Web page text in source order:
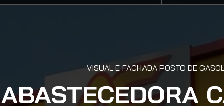
VISUAL E FACHADA POSTO DE
ABASTECEDORA